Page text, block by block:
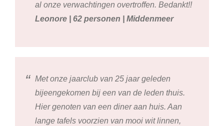
al onze verwachtingen overtroffen. Bedankt!!
Leonore | 62 personen | Middenmeer
Met onze jaarclub van 25 jaar geleden
bijeengekomen bij een van de leden thuis.
Hier genoten van een diner aan huis. Aan
lange tafels voorzien van mooi wit linnen,